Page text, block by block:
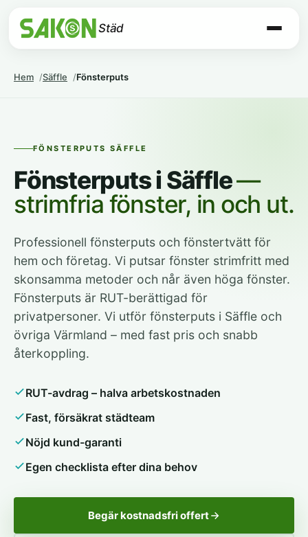
Städ
Hem Säffle Fönsterputs
FÖNSTERPUTS SÄFFLE
Fönsterputs i Säffle—
strimfria fönster, in och ut.
Professionell fönsterputs och fönstertvätt för
hem och företag. Vi putsar fönster strimfritt med
skonsamma metoder och når även höga fönster.
Fönsterputs är RUT-berättigad för
privatpersoner. Vi utför fönsterputs i Säffle och
övriga Värmland – med fast pris och snabb
återkoppling.
RUT-avdrag – halva arbetskostnaden
Fast, försäkrat städteam
Nöjd kund-garanti
Egen checklista efter dina behov
Begär kostnadsfri offert